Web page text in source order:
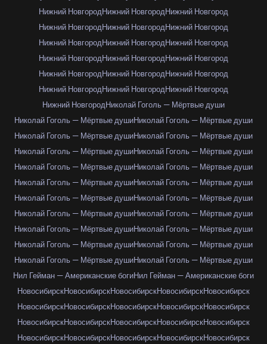
Нижний НовгородНижний НовгородНижний Новгород
Нижний НовгородНижний НовгородНижний Новгород
Нижний НовгородНижний НовгородНижний Новгород
Нижний НовгородНижний НовгородНижний Новгород
Нижний НовгородНижний НовгородНижний Новгород
Нижний НовгородНижний НовгородНижний Новгород
Нижний НовгородНиколай Гоголь — Мёртвые души
Николай Гоголь — Мёртвые душиНиколай Гоголь — Мёртвые души
Николай Гоголь — Мёртвые душиНиколай Гоголь — Мёртвые души
Николай Гоголь — Мёртвые душиНиколай Гоголь — Мёртвые души
Николай Гоголь — Мёртвые душиНиколай Гоголь — Мёртвые души
Николай Гоголь — Мёртвые душиНиколай Гоголь — Мёртвые души
Николай Гоголь — Мёртвые душиНиколай Гоголь — Мёртвые души
Николай Гоголь — Мёртвые душиНиколай Гоголь — Мёртвые души
Николай Гоголь — Мёртвые душиНиколай Гоголь — Мёртвые души
Николай Гоголь — Мёртвые душиНиколай Гоголь — Мёртвые души
Николай Гоголь — Мёртвые душиНиколай Гоголь — Мёртвые души
Нил Гейман — Американские богиНил Гейман — Американские боги
НовосибирскНовосибирскНовосибирскНовосибирскНовосибирск
НовосибирскНовосибирскНовосибирскНовосибирскНовосибирск
НовосибирскНовосибирскНовосибирскНовосибирскНовосибирск
НовосибирскНовосибирскНовосибирскНовосибирскНовосибирск